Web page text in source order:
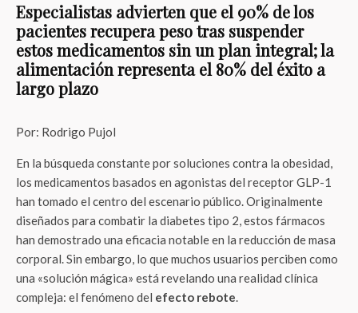
Especialistas advierten que el 90% de los
pacientes recupera peso tras suspender
estos medicamentos sin un plan integral; la
alimentación representa el 80% del éxito a
largo plazo
Por: Rodrigo Pujol
En la búsqueda constante por soluciones contra la obesidad,
los medicamentos basados en agonistas del receptor GLP-1
han tomado el centro del escenario público. Originalmente
diseñados para combatir la diabetes tipo 2, estos fármacos
han demostrado una eficacia notable en la reducción de masa
corporal. Sin embargo, lo que muchos usuarios perciben como
una «solución mágica» está revelando una realidad clínica
compleja: el fenómeno del efecto rebote.